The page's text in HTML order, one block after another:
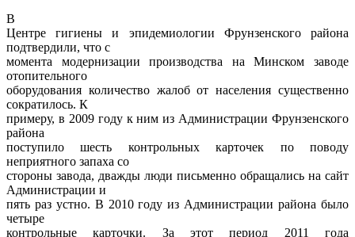
В
Центре гигиены и эпидемиологии Фрунзенского района
подтвердили, что с
момента модернизации производства на Минском заводе
отопительного
оборудования количество жалоб от населения существенно
сократилось. К
примеру, в 2009 году к ним из Администрации Фрунзенского
района
поступило шесть контрольных карточек по поводу
неприятного запаха со
стороны завода, дважды люди письменно обращались на сайт
Администрации и
пять раз устно. В 2010 году из Администрации района было
четыре
контрольные карточки. За этот период 2011 года